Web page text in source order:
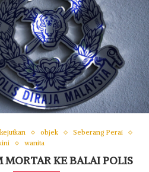
objek
Seberang Perai
wanita
KE BALAI POLIS